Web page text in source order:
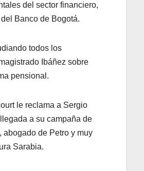
del sector financiero,
Banco de Bogotá.
todos los
Ibáñez sobre
pensional.
le reclama a Sergio
a su campaña de
abogado de Petro y muy
Sarabia.